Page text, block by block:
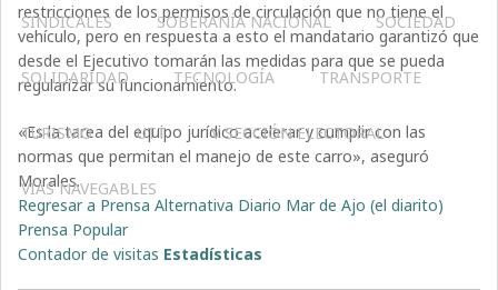
SINDICALES SOBERANÍA NACIONAL SOCIEDAD
SOLIDARIDAD TECNOLOGÍA TRANSPORTE
TURISMO UTT V SECCIÓN ELECTORAL
VÍAS NAVEGABLES
restricciones de los permisos de circulación que no tiene el
vehículo, pero en respuesta a esto el mandatario garantizó que
desde el Ejecutivo tomarán las medidas para que se pueda
regularizar su funcionamiento.
«Es la tarea del equipo jurídico acelerar y cumplir con las
normas que permitan el manejo de este carro», aseguró
Morales.
Regresar a Prensa Alternativa Diario Mar de Ajo (el diarito)
Prensa Popular
Contador de visitas Estadísticas